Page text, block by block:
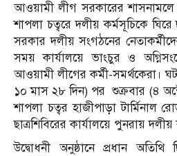
আওয়ামী লীগ সরকারের
শাপলা চত্বরে দলীয় কর্মসূচিকে ঘিরে
সরকার দলীয় সংগঠনের
সময় কার্যালয়ে ভাংচুর ও
আওয়ামী লীগের কর্মী-সমর্থকেরা।
১০ মাস ২৮ দিন) পর শুক্রবার (৪
শাপলা চত্বর হাজীপাড়া টার্মিনাল
ছাত্রশিবিরের কার্যালয়ে পুনরায়
উদ্বোধনী অনুষ্ঠানে প্রধান অতিথি